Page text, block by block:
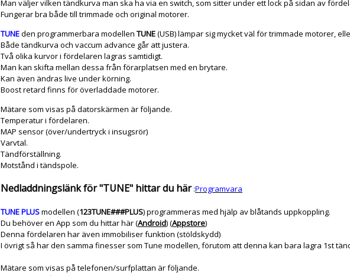
Man väljer vilken tändkurva man ska ha via en switch, som sitter under ett lock på sidan av
Fungerar bra både till trimmade och original motorer.
TUNEden programmerbara modellen TUNE(USB) lämpar sig mycket väl för trimmade motorer,
Både tändkurva och vaccum advance går att justera.
Två olika kurvor i fördelaren lagras samtidigt.
Man kan skifta mellan dessa från förarplatsen med en brytare.
Kan även ändras live under körning.
Boost retard finns för överladdade motorer.
Mätare som visas på datorskärmen är följande.
Temperatur i fördelaren.
MAP sensor (över/undertryck i insugsrör)
Varvtal.
Tändförställning.
Motstånd i tändspole.
Nedladdningslänk för "TUNE" hittar du här:Programvara
TUNE PLUSmodellen (123TUNE###PLUS) programmeras med hjälp av blåtands uppkoppling.
Du behöver en App som du hittar här (Android) (Appstore)
Denna fördelaren har även immobiliser funktion (stöldskydd)
I övrigt så har den samma finesser som Tune modellen, förutom att denna kan bara lagra 1st
Mätare som visas på telefonen/surfplattan är följande.